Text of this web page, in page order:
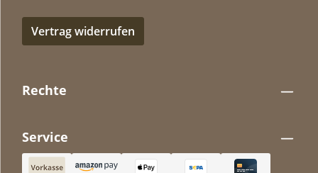
Vertrag widerrufen
Rechte
Service